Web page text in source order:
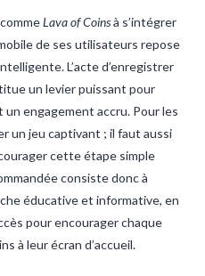
Lava of Coinsà s’intégrer
de ses utilisateurs repose
L’acte d’enregistrer
un levier puissant pour
engagement accru. Pour les
un jeu captivant ; il faut aussi
cette étape simple
consiste donc à
éducative et informative, en
pour encourager chaque
à leur écran d’accueil.